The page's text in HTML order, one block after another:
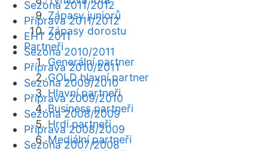
Zápasy juniorů
Zápasy dorostu
Partneři
Generální partner
GOLD hlavní partner
Hlavní partneři
Business partneři
Hrdí partneři
Mediální partneři
Sezóna 2011/2012
Příprava 2011/2012
EHT 2011
Sezóna 2010/2011
Příprava 2010/2011
Sezóna 2009/2010
Příprava 2009/2010
Sezóna 2008/2009
Příprava 2008/2009
Sezóna 2007/2008